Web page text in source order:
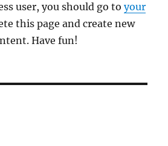
user, you should go toyour
this page and create new
Have fun!